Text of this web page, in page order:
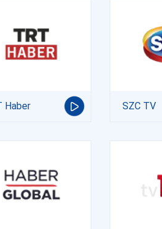
Haber SZC TV